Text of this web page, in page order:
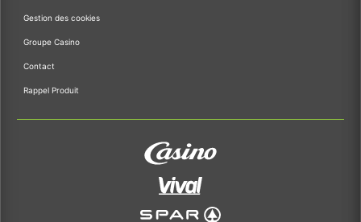
Gestion des cookies
Groupe Casino
Contact
Rappel Produit